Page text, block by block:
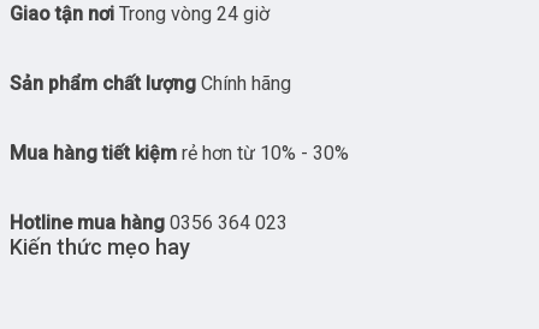
Giao tận nơi Trong vòng 24 giờ
Sản phẩm chất lượng Chính hãng
Mua hàng tiết kiệm rẻ hơn từ 10% - 30%
Hotline mua hàng 0356 364 023
Kiến thức mẹo hay